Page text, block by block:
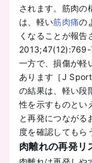
されます。筋肉の
は、軽い筋肉痛の
くなることが報
2013;47(12):769-
一方で、損傷が軽
あります［J
の結果は、軽い段
性を示すものとい
と再発につながる
度を確認してもら
肉離れの再発リ